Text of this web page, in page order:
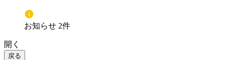
お知らせ 2件
開く
戻る